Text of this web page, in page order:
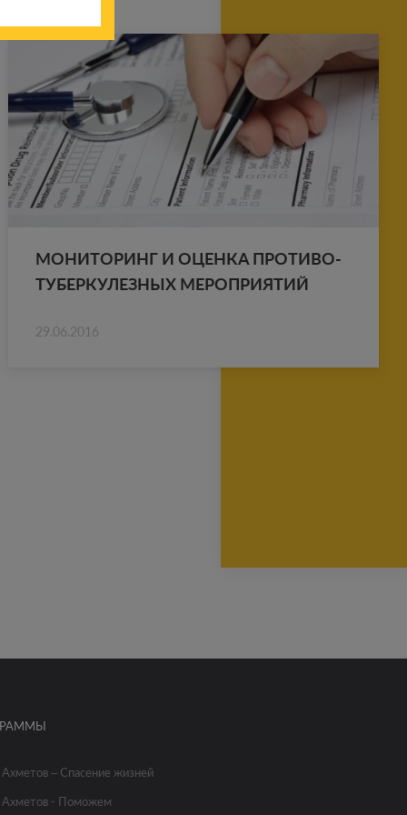
МО­НИ­ТО­РИНГ И ОЦЕН­КА ПРО­ТИ­ВО­
ТУ­БЕР­КУ­ЛЕЗ­НЫХ МЕ­РО­ПРИ­Я­ТИЙ
29.06.2016
– Спасение жизней
Ахметов - Поможем